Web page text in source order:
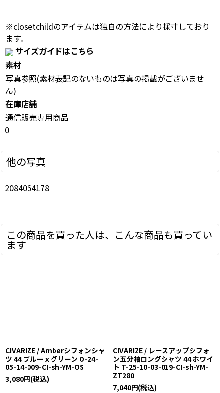
※closetchildのアイテムは独自の方法により採寸しており
ます。
サイズガイドはこちら
素材
写真参照(素材表記のないものは写真の掲載がございませ
ん)
在庫店舗
通信販売専用商品
0
他の写真
2084064178
この商品を買った人は、こんな商品も買ってい
ます
CIVARIZE / Amberシフォンシャ
ツ 44 ブルーｘグリーン O-24-
05-14-009-CI-sh-YM-OS
3,080円(税込)
CIVARIZE / レースアップシフォ
ン五分袖ロングシャツ 44 ホワイ
ト T-25-10-03-019-CI-sh-YM-
ZT280
7,040円(税込)